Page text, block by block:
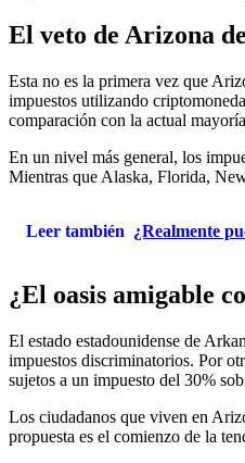
El veto de Arizona
Esta no es la primera vez que
impuestos utilizando
comparación con la actual
En un nivel más general, los
Mientras que Alaska, Florida,
Leer también ¿Realmente
¿El oasis amigable
El estado estadounidense de
impuestos discriminatorios. Por
sujetos a un impuesto del 30%
Los ciudadanos que viven en
propuesta es el comienzo de la